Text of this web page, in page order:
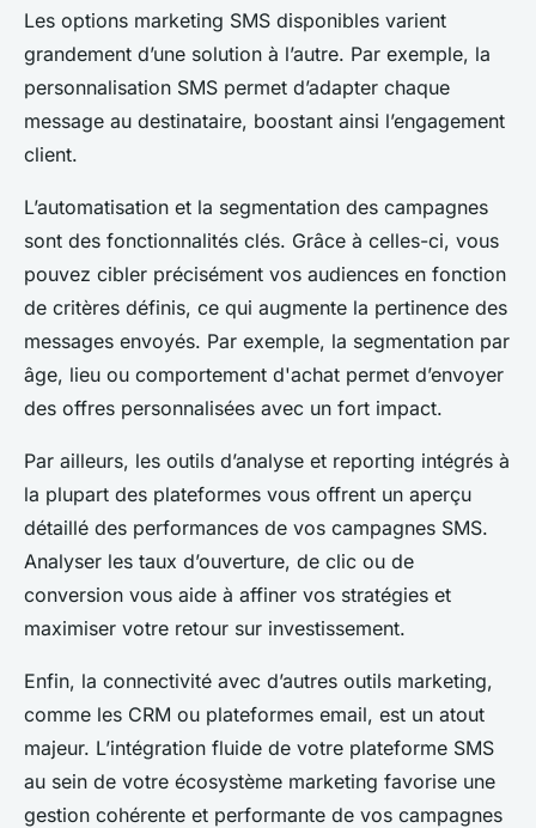
Les options marketing SMS disponibles varient
grandement d’une solution à l’autre. Par exemple, la
personnalisation SMS permet d’adapter chaque
message au destinataire, boostant ainsi l’engagement
client.
L’automatisation et la segmentation des campagnes
sont des fonctionnalités clés. Grâce à celles-ci, vous
pouvez cibler précisément vos audiences en fonction
de critères définis, ce qui augmente la pertinence des
messages envoyés. Par exemple, la segmentation par
âge, lieu ou comportement d'achat permet d’envoyer
des offres personnalisées avec un fort impact.
Par ailleurs, les outils d’analyse et reporting intégrés à
la plupart des plateformes vous offrent un aperçu
détaillé des performances de vos campagnes SMS.
Analyser les taux d’ouverture, de clic ou de
conversion vous aide à affiner vos stratégies et
maximiser votre retour sur investissement.
Enfin, la connectivité avec d’autres outils marketing,
comme les CRM ou plateformes email, est un atout
majeur. L’intégration fluide de votre plateforme SMS
au sein de votre écosystème marketing favorise une
gestion cohérente et performante de vos campagnes